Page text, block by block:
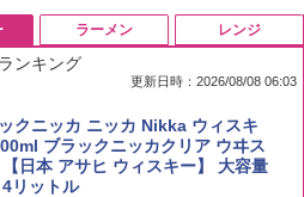
国産ブレンド米 精米 5kg
ンキング
更新日時：2026/08/08 06:03
クニッカ ニッカ Nikka ウィスキ
ブラックニッカクリア ウヰス
日本 アサヒ ウィスキー】 大容量
リットル
ラーメン レンジ